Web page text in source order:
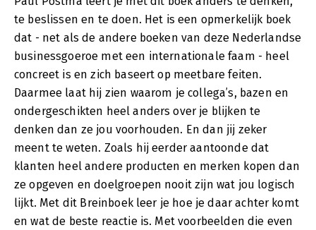
te beslissen en te doen. Het is een opmerkelijk boek
dat - net als de andere boeken van deze Nederlandse
businessgoeroe met een internationale faam - heel
concreet is en zich baseert op meetbare feiten.
Daarmee laat hij zien waarom je collega’s, bazen en
ondergeschikten heel anders over je blijken te
denken dan ze jou voorhouden. En dan jij zeker
meent te weten. Zoals hij eerder aantoonde dat
klanten heel andere producten en merken kopen dan
ze opgeven en doelgroepen nooit zijn wat jou logisch
lijkt. Met dit Breinboek leer je hoe je daar achter komt
en wat de beste reactie is. Met voorbeelden die even